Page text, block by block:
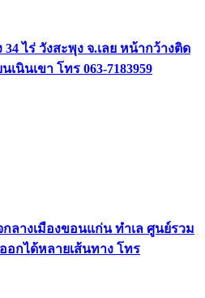
ไร่ วังสะพุง จ.เลย หน้ากว้างติด
นเขา โทร 063-7183959
ลางเมืองขอนแก่น ทำเล ศูนย์รวม
อกได้หลายเส้นทาง โทร